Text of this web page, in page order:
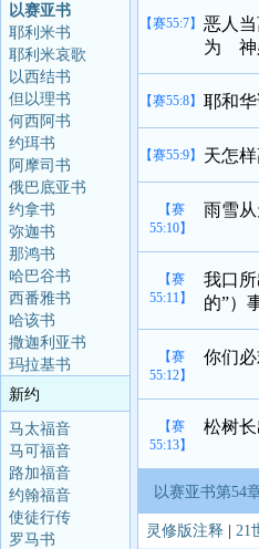
以赛亚书
耶利米书
耶利米哀歌
以西结书
但以理书
何西阿书
约珥书
阿摩司书
俄巴底亚书
约拿书
弥迦书
那鸿书
哈巴谷书
西番雅书
哈该书
撒迦利亚书
玛拉基书
新约
马太福音
马可福音
路加福音
约翰福音
使徒行传
罗马书
【赛55:7】 恶人
为 神
【赛55:8】 耶和
【赛55:9】 天怎
【赛
55:10】
雨雪
【赛
55:11】
我口
的”）
【赛
55:12】
你们
【赛
55:13】
松树
以赛亚书第54
灵修版注释 |21